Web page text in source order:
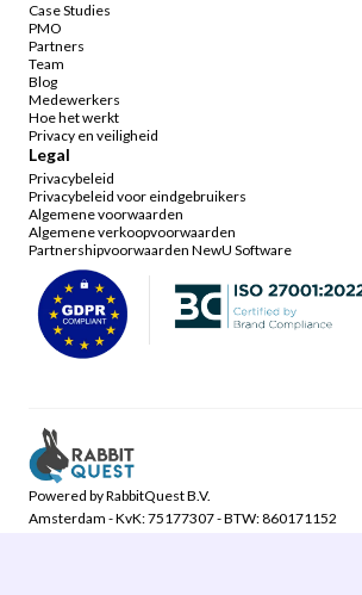
Case Studies
PMO
Partners
Team
Blog
Medewerkers
Hoe het werkt
Privacy en veiligheid
Legal
Privacybeleid
Privacybeleid voor eindgebruikers
Algemene voorwaarden
Algemene verkoopvoorwaarden
Partnershipvoorwaarden NewU Software
Powered by RabbitQuest B.V.
Amsterdam - KvK: 75177307 - BTW: 860171152